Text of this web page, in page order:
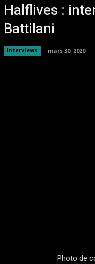
Halflives :
Battilani
Interviews mars 30, 2020
Photo de